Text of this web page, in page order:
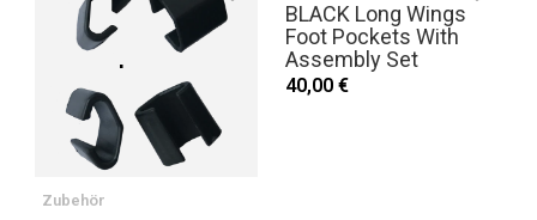
Zubehör
BLACK Long Wings
Foot Pockets With
Assembly Set
40,00 €